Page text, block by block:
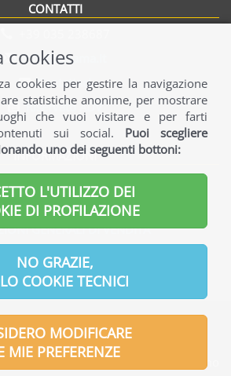
CONTATTI
info@norama.it
Contattaci
Riservato ADV
INFORMAZIONI
UTILI
GENERALI DI VENDITA
INFORMATIVA PRIVACY
Sede legale: Via Verdi, 7 - 24121
del Registro delle Imprese di Bergamo
cookies
cookies per gestire la navigazione
statistiche anonime, per mostrare
che vuoi visitare e per farti
sui social. Puoi scegliere
uno dei seguenti bottoni:
L'UTILIZZO DEI
DI PROFILAZIONE
NO GRAZIE,
COOKIE TECNICI
MODIFICARE
MIE PREFERENZE